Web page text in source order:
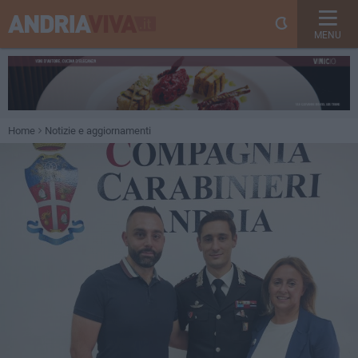
MENU
Home Notizie e aggiornamenti